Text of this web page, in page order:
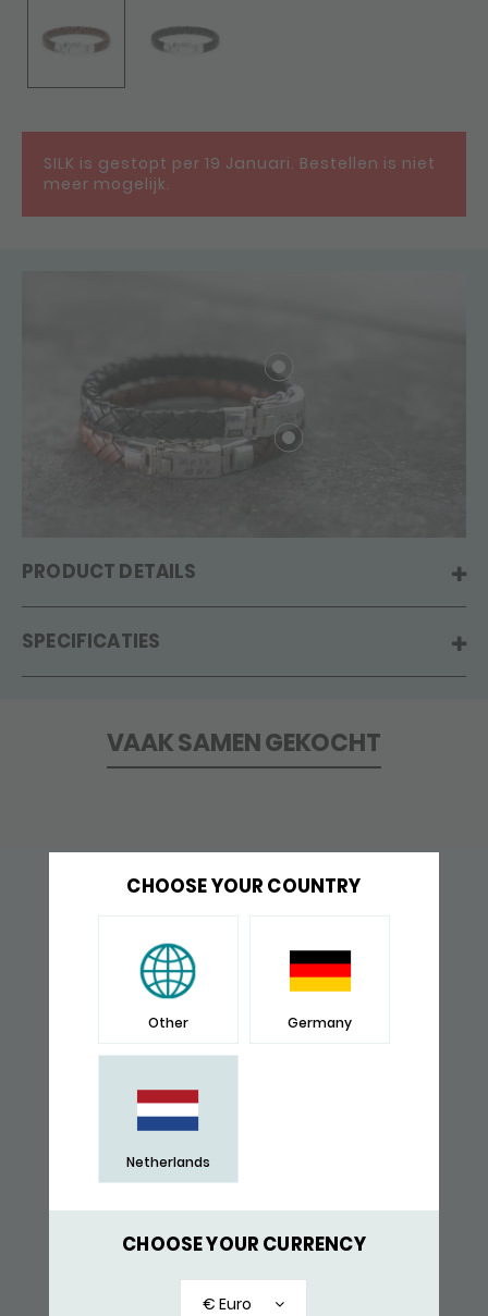
CHOOSE YOUR COUNTRY
Other Germany
Netherlands
CHOOSE YOUR CURRENCY
€ Euro
SILK is gestopt per 19 Januari. Bestellen is niet
meer mogelijk.
PRODUCT DETAILS
SPECIFICATIES
VAAK SAMEN GEKOCHT
761BLK ARMBAND
149,-